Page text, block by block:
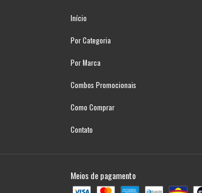
Início
Por Categoria
Por Marca
Combos Promocionais
Como Comprar
Contato
Meios de pagamento